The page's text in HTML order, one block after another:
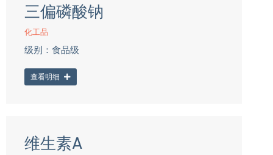
三偏磷酸钠
化工品
级别：食品级
查看明细
维生素A